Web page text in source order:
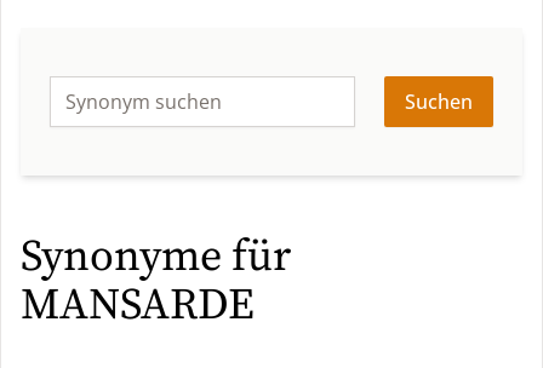
Suchen
Synonyme für
MANSARDE